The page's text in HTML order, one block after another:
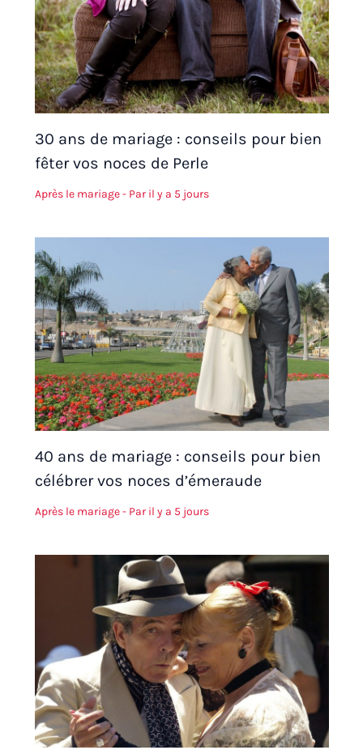
30 ans de mariage : conseils pour bien
fêter vos noces de Perle
Après le mariage- Par il y a 5 jours
40 ans de mariage : conseils pour bien
célébrer vos noces d’émeraude
Après le mariage- Par il y a 5 jours